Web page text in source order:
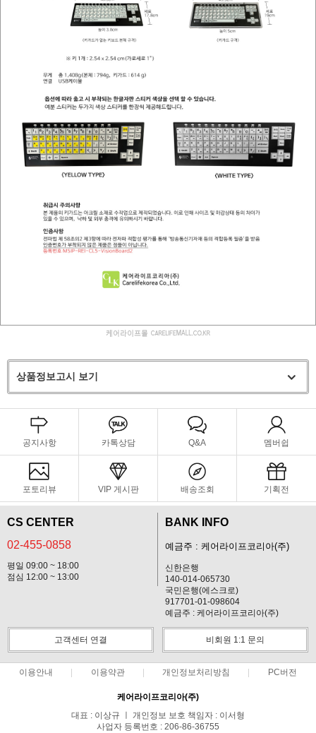
상품정보고시 보기
공지사항 카톡상담 Q&A 멤버쉽
포토리뷰 VIP 게시판 배송조회 기획전
CS CENTER
02-455-0858
평일 09:00 ~ 18:00
점심 12:00 ~ 13:00
BANK INFO
예금주 : 케어라이프코리아(주)
신한은행
140-014-065730
국민은행(에스크로)
917701-01-098604
예금주 : 케어라이프코리아(주)
고객센터 연결 비회원 1:1 문의
이용안내 이용약관 개인정보처리방침 PC버전
케어라이프코리아(주)
대표 : 이상규 ㅣ 개인정보 보호 책임자 : 이서형
사업자 등록번호 : 206-86-36755